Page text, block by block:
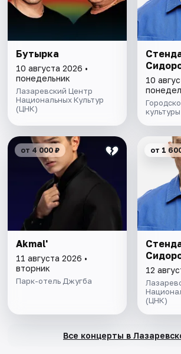
Бутырка
10 августа 2026 •
понедельник
Лазаревский Центр
Национальных Культур
(ЦНК)
10
от 4 000 ₽
Akmal'
11 августа 2026 •
вторник
Парк-отель Джугба
от 1
12
(ЦНК)
Все концерты в